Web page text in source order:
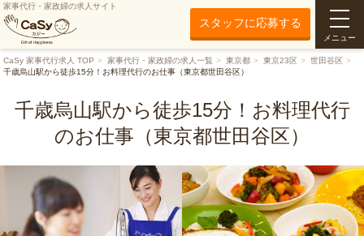
家事代行・家政婦の求人サイト
スタッフに応募する
メニュー
CaSy 家事代行求人 TOP 家事代行・家政婦の求人一覧 東京都 東京23区
世田谷区
千歳烏山駅から徒歩15分！お料理代行のお仕事（東京都世田谷区）
千歳烏山駅から徒歩15分！お料理代行
のお仕事（東京都世田谷区）